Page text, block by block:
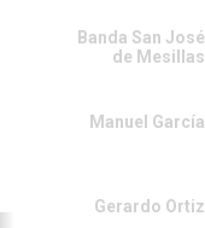
Banda San José
de Mesillas
Manuel García
Gerardo Ortiz